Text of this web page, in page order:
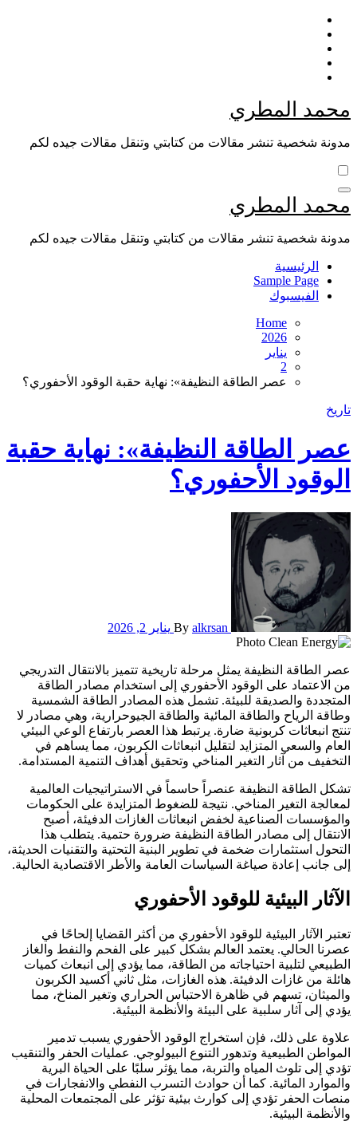
Skip
content
محمد المطري
مدونة شخصية تنشر مقالات من كتابتي وتنقل مقالات جيده لكم
محمد المطري
مدونة شخصية تنشر مقالات من كتابتي وتنقل مقالات جيده لكم
الرئيسية
Sample Page
الفيسبوك
Home
2026
يناير
2
عصر الطاقة النظيفة»: نهاية حقبة الوقود الأحفوري؟
تاريخ
عصر الطاقة النظيفة»: نهاية حقبة
الوقود الأحفوري؟
By alkrsan يناير 2, 2026
عصر الطاقة النظيفة يمثل مرحلة تاريخية تتميز بالانتقال التدريجي
من الاعتماد على الوقود الأحفوري إلى استخدام مصادر الطاقة
المتجددة والصديقة للبيئة. تشمل هذه المصادر الطاقة الشمسية
وطاقة الرياح والطاقة المائية والطاقة الجيوحرارية، وهي مصادر لا
تنتج انبعاثات كربونية ضارة. يرتبط هذا العصر بارتفاع الوعي البيئي
العام والسعي المتزايد لتقليل انبعاثات الكربون، مما يساهم في
التخفيف من آثار التغير المناخي وتحقيق أهداف التنمية المستدامة.
تشكل الطاقة النظيفة عنصراً حاسماً في الاستراتيجيات العالمية
لمعالجة التغير المناخي. نتيجة للضغوط المتزايدة على الحكومات
والمؤسسات الصناعية لخفض انبعاثات الغازات الدفيئة، أصبح
الانتقال إلى مصادر الطاقة النظيفة ضرورة حتمية. يتطلب هذا
التحول استثمارات ضخمة في تطوير البنية التحتية والتقنيات الحديثة،
إلى جانب إعادة صياغة السياسات العامة والأطر الاقتصادية الحالية.
الآثار البيئية للوقود الأحفوري
تعتبر الآثار البيئية للوقود الأحفوري من أكثر القضايا إلحاحًا في
عصرنا الحالي. يعتمد العالم بشكل كبير على الفحم والنفط والغاز
الطبيعي لتلبية احتياجاته من الطاقة، مما يؤدي إلى انبعاث كميات
هائلة من غازات الدفيئة. هذه الغازات، مثل ثاني أكسيد الكربون
والميثان، تسهم في ظاهرة الاحتباس الحراري وتغير المناخ، مما
يؤدي إلى آثار سلبية على البيئة والأنظمة البيئية.
علاوة على ذلك، فإن استخراج الوقود الأحفوري يسبب تدمير
المواطن الطبيعية وتدهور التنوع البيولوجي. عمليات الحفر والتنقيب
تؤدي إلى تلوث المياه والتربة، مما يؤثر سلبًا على الحياة البرية
والموارد المائية. كما أن حوادث التسرب النفطي والانفجارات في
منصات الحفر تؤدي إلى كوارث بيئية تؤثر على المجتمعات المحلية
والأنظمة البيئية.